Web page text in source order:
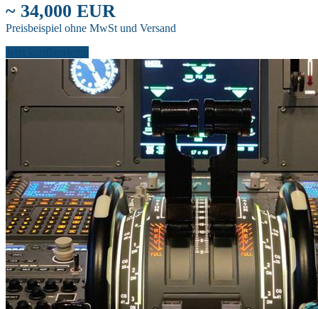
~ 34,000 EUR
Preisbeispiel ohne MwSt und Versand